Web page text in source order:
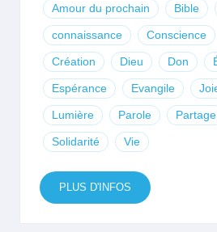
Amour du prochain Bible
connaissance Conscience
Création Dieu Don
Espérance Evangile
Lumière Parole Partage
Solidarité Vie
PLUS D'INFOS